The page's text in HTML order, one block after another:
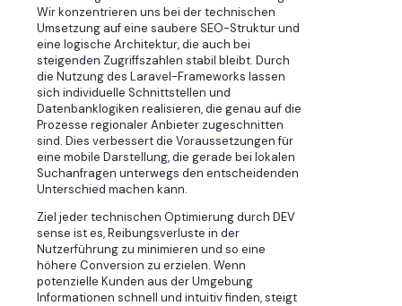
Wir konzentrieren uns bei der technischen
Umsetzung auf eine saubere SEO-Struktur und
eine logische Architektur, die auch bei
steigenden Zugriffszahlen stabil bleibt. Durch
die Nutzung des Laravel-Frameworks lassen
sich individuelle Schnittstellen und
Datenbanklogiken realisieren, die genau auf die
Prozesse regionaler Anbieter zugeschnitten
sind. Dies verbessert die Voraussetzungen für
eine mobile Darstellung, die gerade bei lokalen
Suchanfragen unterwegs den entscheidenden
Unterschied machen kann.
Ziel jeder technischen Optimierung durch DEV
sense ist es, Reibungsverluste in der
Nutzerführung zu minimieren und so eine
höhere Conversion zu erzielen. Wenn
potenzielle Kunden aus der Umgebung
Informationen schnell und intuitiv finden, steigt